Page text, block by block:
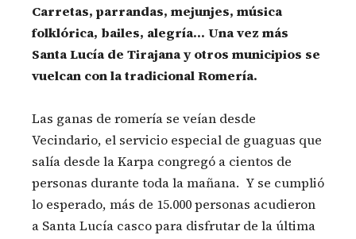
Carretas, parrandas, mejunjes, música
folklórica, bailes, alegría… Una vez más
Santa Lucía de Tirajana y otros municipios se
vuelcan con la tradicional Romería.
Las ganas de romería se veían desde
Vecindario, el servicio especial de guaguas que
salía desde la Karpa congregó a cientos de
personas durante toda la mañana. Y se cumplió
lo esperado, más de 15.000 personas acudieron
a Santa Lucía casco para disfrutar de la última